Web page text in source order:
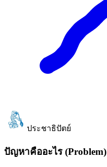
ประชาธิปัตย์
ปัญหาคืออะไร (Problem)